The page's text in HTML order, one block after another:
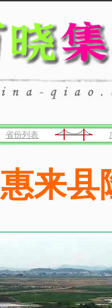
省份列表
惠来县